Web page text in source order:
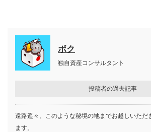
ボク
独自資産コンサルタント
投稿者の過去記事
遠路遥々、このような秘境の地までお越しいただ
ます。